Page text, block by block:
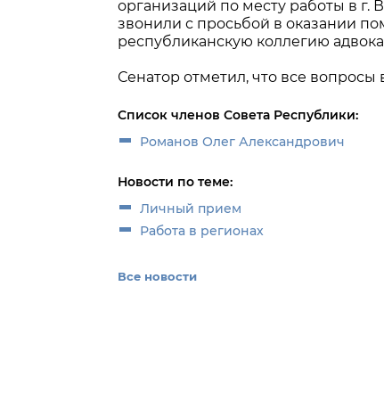
организаций по месту работы в г.
звонили с просьбой в оказании
республиканскую коллегию
Сенатор отметил, что все
Список членов Совета Республики:
Романов Олег Александрович
Новости по теме:
Личный прием
Работа в регионах
Все новости